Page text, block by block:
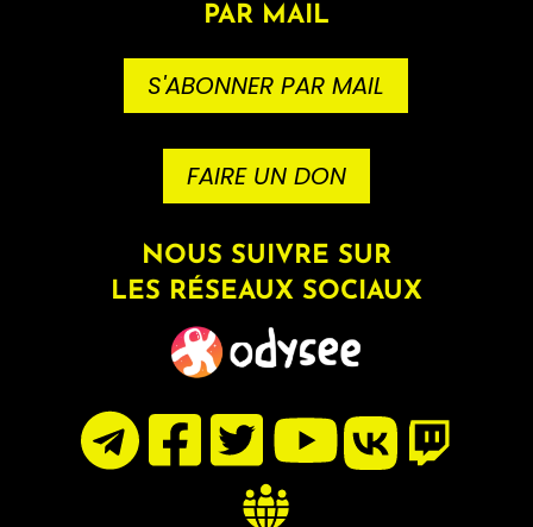
PAR MAIL
S'ABONNER PAR MAIL
FAIRE UN DON
NOUS SUIVRE SUR
LES RÉSEAUX SOCIAUX